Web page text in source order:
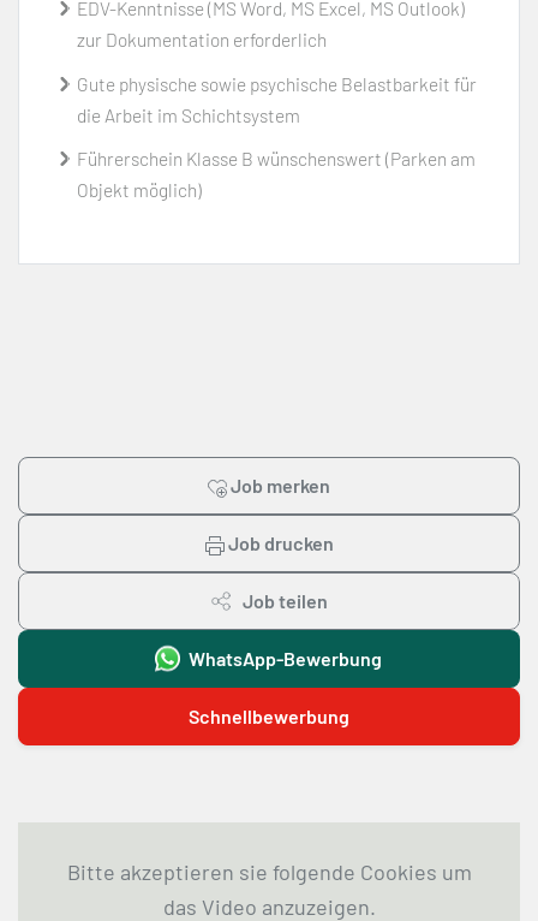
EDV-Kenntnisse (MS Word, MS Excel, MS Outlook)
zur Dokumentation erforderlich
Gute physische sowie psychische Belastbarkeit für
die Arbeit im Schichtsystem
Führerschein Klasse B wünschenswert (Parken am
Objekt möglich)
Job merken
Job drucken
Job teilen
WhatsApp-Bewerbung
Schnellbewerbung
Bitte akzeptieren sie folgende Cookies um
das Video anzuzeigen.